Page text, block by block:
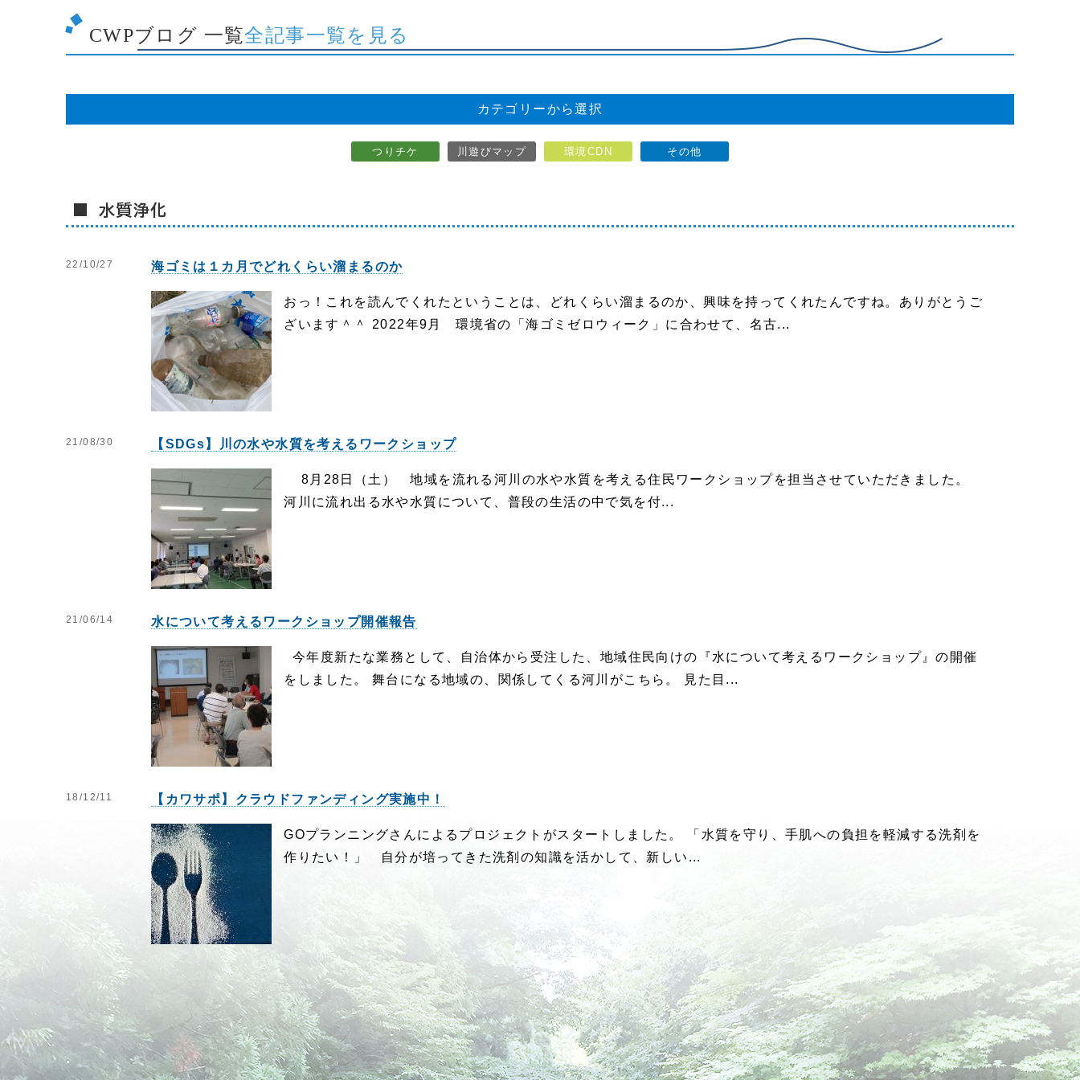
CWPブログ 一覧全記事一覧を見る
カテゴリーから選択
つりチケ 川遊びマップ 環境CDN その他
■ 水質浄化
22/10/27 海ゴミは１カ月でどれくらい溜まるのか
おっ！これを読んでくれたということは、どれくらい溜まるのか、興味を持ってくれたんですね。ありがとうご
ざいます＾＾ 2022年9月 環境省の「海ゴミゼロウィーク」に合わせて、名古...
21/08/30 【SDGs】川の水や水質を考えるワークショップ
8月28日（土） 地域を流れる河川の水や水質を考える住民ワークショップを担当させていただきました。
河川に流れ出る水や水質について、普段の生活の中で気を付...
21/06/14 水について考えるワークショップ開催報告
今年度新たな業務として、自治体から受注した、地域住民向けの『水について考えるワークショップ』の開催
をしました。 舞台になる地域の、関係してくる河川がこちら。 見た目...
18/12/11 【カワサポ】クラウドファンディング実施中！
GOプランニングさんによるプロジェクトがスタートしました。 「水質を守り、手肌への負担を軽減する洗剤を
作りたい！」 自分が培ってきた洗剤の知識を活かして、新しい...